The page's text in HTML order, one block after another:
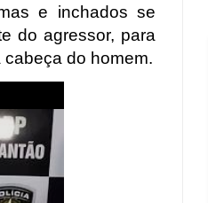
e inchados se
do agressor, para
do homem.